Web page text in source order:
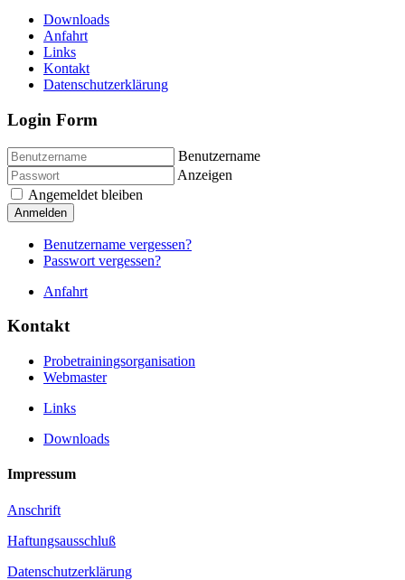
Downloads
Anfahrt
Links
Kontakt
Datenschutzerklärung
Login Form
Benutzername
Anzeigen
Angemeldet bleiben
Anmelden
Benutzername vergessen?
Passwort vergessen?
Anfahrt
Kontakt
Probetrainingsorganisation
Webmaster
Links
Downloads
Impressum
Anschrift
Haftungsausschluß
Datenschutzerklärung